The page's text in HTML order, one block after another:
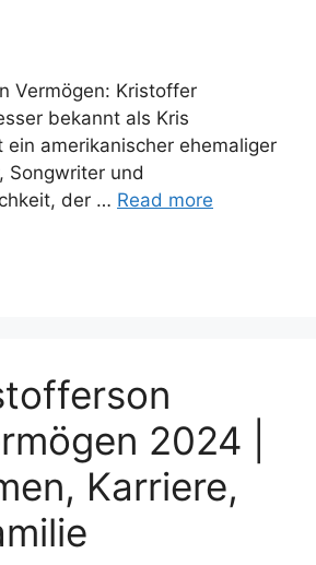
Vermögen: Kristoffer
bekannt als Kris
ein amerikanischer ehemaliger
Songwriter und
der … Read more
2024 |
Karriere,